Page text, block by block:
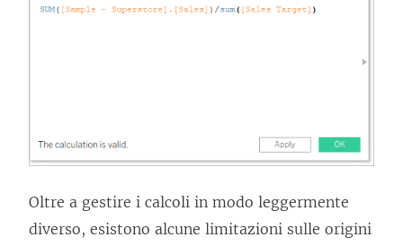
Oltre a gestire i calcoli in modo leggermente
diverso, esistono alcune limitazioni sulle origini